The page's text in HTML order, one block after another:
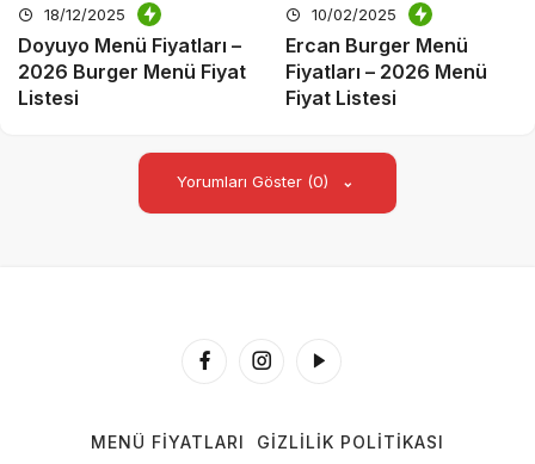
18/12/2025
Doyuyo Menü Fiyatları –
2026 Burger Menü Fiyat
Listesi
10/02/2025
Ercan Burger Menü
Fiyatları – 2026 Menü
Fiyat Listesi
Yorumları Göster (0)
MENÜ FIYATLARI GIZLILIK POLITIKASI